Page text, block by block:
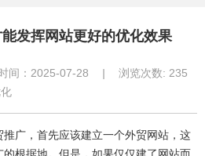
发挥网站更好的优化效果
间：2025-07-28 | 浏览次数: 235
广，首先应该建立一个外贸网站，这
根据地。但是，如果仅仅建了网站而